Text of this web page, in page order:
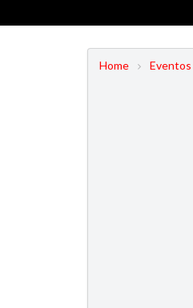
Home Eventos